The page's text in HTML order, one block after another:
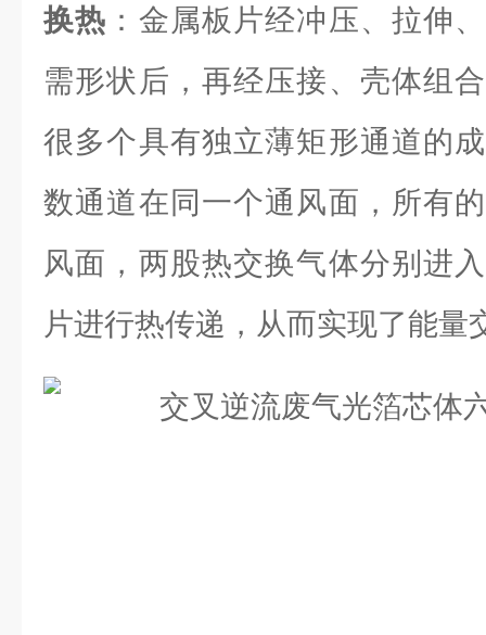
换热 ：金属板片经冲压、拉伸
需形状后，再经压接、壳体组
很多个具有独立薄矩形通道的
数通道在同一个通风面，所有
风面，两股热交换气体分别进
片进行热传递，从而实现了能量